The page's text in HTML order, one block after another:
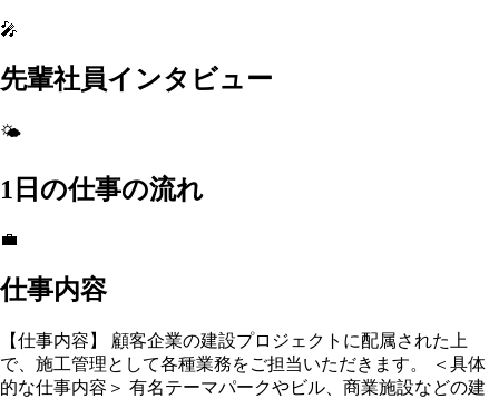
🎤
先輩社員インタビュー
🌤️
1日の仕事の流れ
💼
仕事内容
【仕事内容】 顧客企業の建設プロジェクトに配属された上
で、施工管理として各種業務をご担当いただきます。 ＜具体
的な仕事内容＞ 有名テーマパークやビル、商業施設などの建